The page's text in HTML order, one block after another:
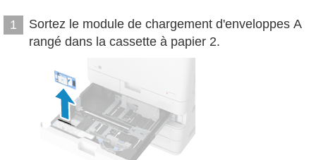
1
Sortez le module de chargement d'enveloppes A
rangé dans la cassette à papier 2.